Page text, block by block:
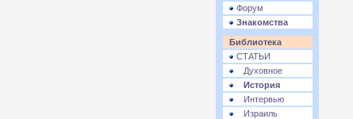
Форум
Знакомства
Библиотека
СТАТЬИ
Духовное
История
Интервью
Израиль